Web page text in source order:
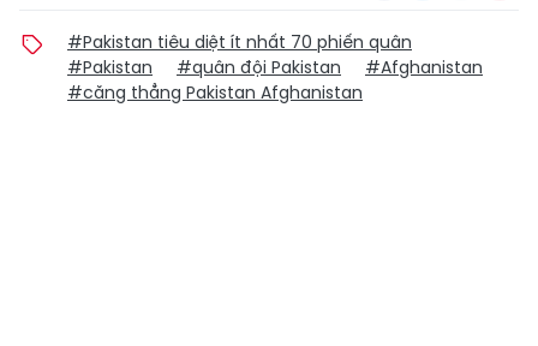
#Pakistan tiêu diệt ít nhất 70 phiến quân
#Pakistan
#quân đội Pakistan
#Afghanistan
#căng thẳng Pakistan Afghanistan